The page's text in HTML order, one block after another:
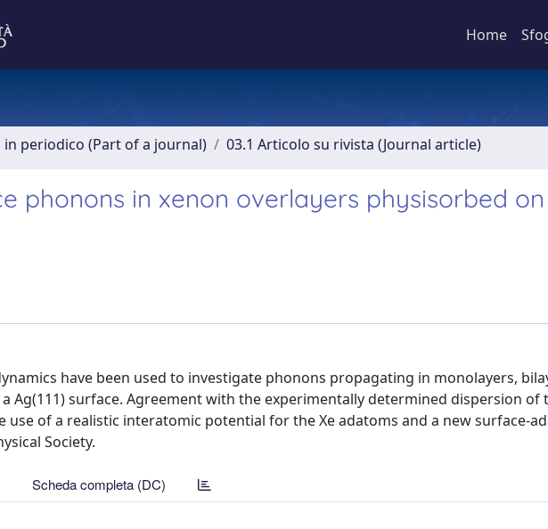
Home
periodico (Part of a journal) 03.1 Articolo su rivista (Journal article)
phonons in xenon overlayers physisorbed
have been used to investigate phonons propagating in monolayers,
Ag(111) surface. Agreement with the experimentally determined dispersion of
use of a realistic interatomic potential for the Xe adatoms and a new surface-
Society.
Scheda completa (DC)